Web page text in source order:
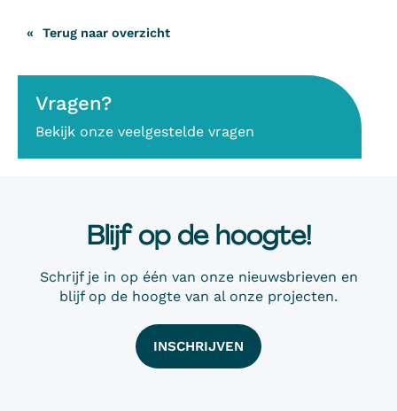
Terug naar overzicht
Vragen?
Bekijk onze veelgestelde vragen
Blijf op de hoogte!
Schrijf je in op één van onze nieuwsbrieven en
blijf op de hoogte van al onze projecten.
INSCHRIJVEN